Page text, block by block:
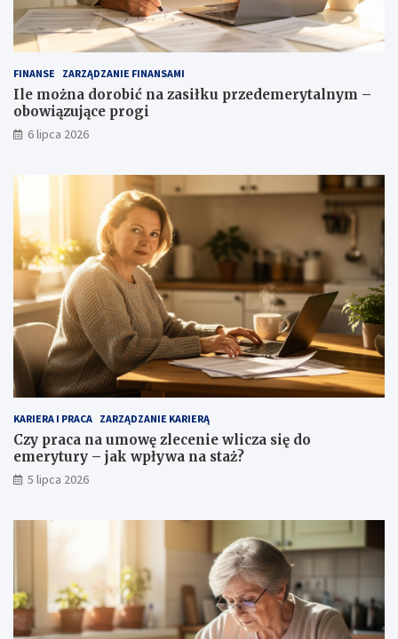
FINANSE ZARZĄDZANIE FINANSAMI
Ile można dorobić na zasiłku przedemerytalnym –
obowiązujące progi
6 lipca 2026
KARIERA I PRACA ZARZĄDZANIE KARIERĄ
Czy praca na umowę zlecenie wlicza się do
emerytury – jak wpływa na staż?
5 lipca 2026